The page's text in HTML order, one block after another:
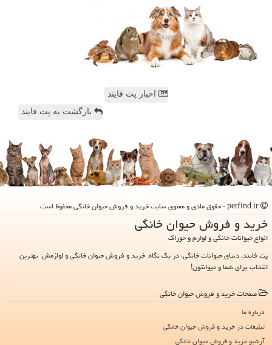
اخبار پت فایند
بازگشت به پت فایند
خرید و فروش حیوان خانگی
انواع حیوانات خانگی و لوازم و خوراک
پت فایند، دنیای حیوانات خانگی، در یک نگاه. خرید و فروش حیوان خانگی و لوازمش: بهترین
انتخاب برای شما و حیوانتون!
صفحات خرید و فروش حیوان خانگی
درباره ما
تبلیغات در خرید و فروش حیوان خانگی
آرشیو خرید و فروش حیوان خانگی